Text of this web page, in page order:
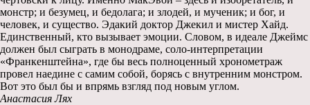
монстр; и безумец, и бедолага; и злодей, и мученик; и бог, и
человек, и существо. Эдакий доктор Джекил и мистер Хайд.
Единственный, кто вызывает эмоции. Словом, в идеале Джеймс
должен был сыграть в монодраме, соло-интерпретации
«Франкенштейна», где бы весь полноценный хронометраж
провел наедине с самим собой, борясь с внутренним монстром.
Вот это был бы и впрямь взгляд под новым углом.
Анастасия Лях